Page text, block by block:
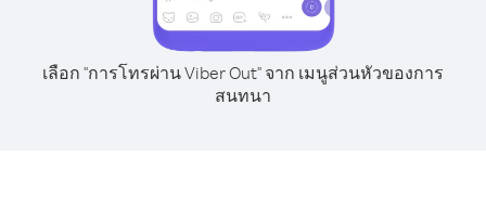
เลือก "การโทรผ่าน Viber Out" จาก เมนูส่วนหัวของการ
สนทนา